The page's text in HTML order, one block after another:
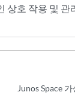
상호 작용 및
Junos Space